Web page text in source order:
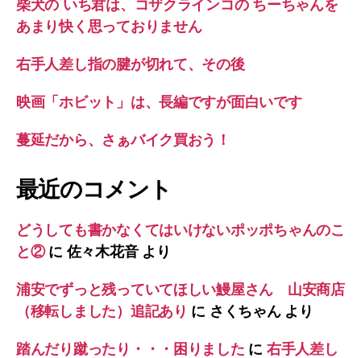
柴犬の いち君は、コザクラインコの ちーちゃんを
あまり快く思っておりません
右手人差し指の腱が切れて、その後
映画「ホビット」は、長編ですが面白いです
蔓延だから、さぁバイク買おう！
最近のコメント
どうしても書かなくてはいけないポッポちゃんのこ
と②に佐々木花音より
浦安でずっと残っていてほしい鰻屋さん 山安商店
（移転しました）追記あり に さくちゃんより
踏んだり蹴ったり・・・困りました に 右手人差し